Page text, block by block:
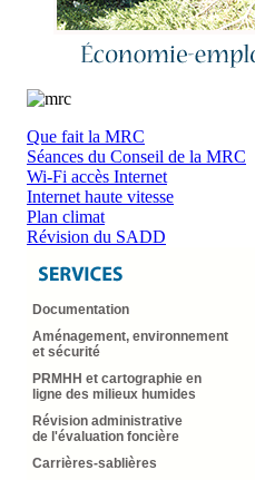
Que fait la MRC
Séances du Conseil de la MRC
Wi-Fi accès Internet
Internet haute vitesse
Plan climat
Révision du SADD
Documentation
Aménagement, environnement
et sécurité
PRMHH et cartographie en
ligne des milieux humides
Révision administrative
de l'évaluation foncière
Carrières-sablières